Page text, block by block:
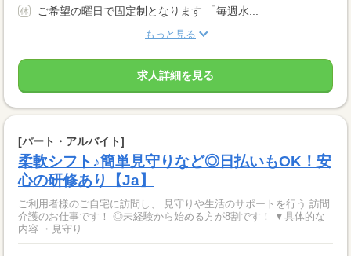
ご希望の曜日で固定制となります 「毎週水...
もっと見る
求人詳細を見る
[パート・アルバイト]
柔軟シフト♪簡単見守りなど◎日払いもOK！安
心の研修あり【Ja】
ご利用者様のご自宅に訪問し、 見守りや生活のサポートを行う 訪問
介護のお仕事です！ ◎未経験から始める方が8割です！ ▼具体的な
内容 ・見守り ...